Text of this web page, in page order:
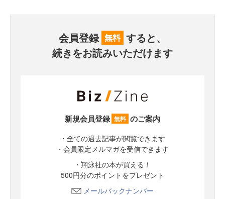
会員登録 無料 すると、
続きをお読みいただけます
新規会員登録 無料 のご案内
・全ての過去記事が閲覧できます
・会員限定メルマガを受信できます
・翔泳社の本が買える！
500円分のポイントをプレゼント
メールバックナンバー